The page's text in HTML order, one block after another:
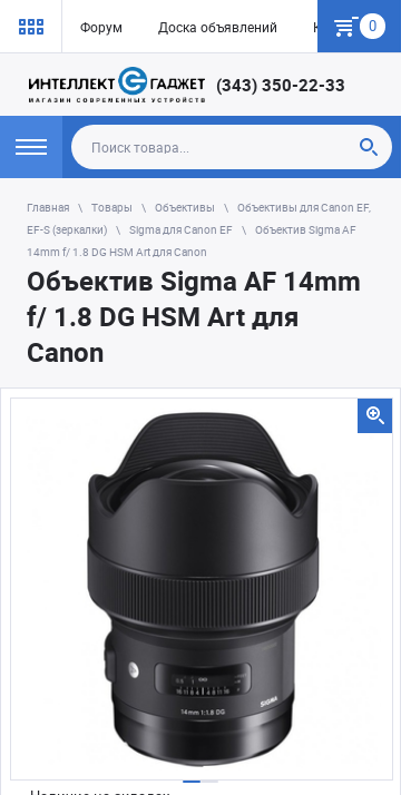
Форум Доска объявлений Как купить
0
(343) 350-22-33
Главная Товары Объективы
Объективы для Canon EF,
EF-S (зеркалки)
Sigma для Canon EF
Объектив Sigma AF
14mm f/ 1.8 DG HSM Art для Canon
Объектив Sigma AF 14mm
f/ 1.8 DG HSM Art для
Canon